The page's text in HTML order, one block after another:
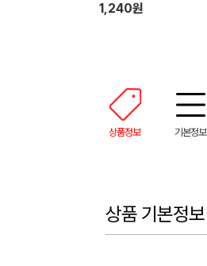
1,240원
상품정보 기본정보
상품 기본정보